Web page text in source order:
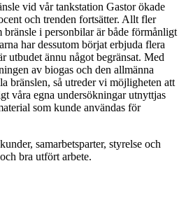
vid vår tankstation Gastor ökade
och trenden fortsätter. Allt fler
bränsle i personbilar är både förmånligt
har dessutom börjat erbjuda flera
utbudet ännu något begränsat. Med
av biogas och den allmänna
bränslen, så utreder vi möjligheten att
våra egna undersökningar utnyttjas
som kunde användas för
samarbetsparter, styrelse och
bra utfört arbete.